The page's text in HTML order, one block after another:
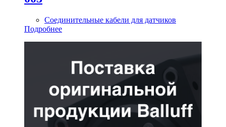
Соединительные кабели для датчиков
Подробнее